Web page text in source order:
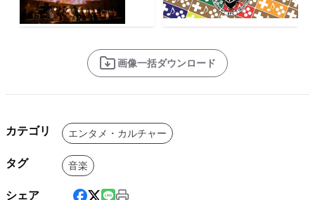
画像一括ダウンロード
カテゴリ エンタメ・カルチャー
タグ 音楽
シェア